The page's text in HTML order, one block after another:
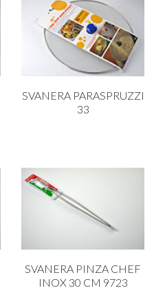
SVANERA PARASPRUZZI
33
SVANERA PINZA CHEF
INOX 30 CM 9723